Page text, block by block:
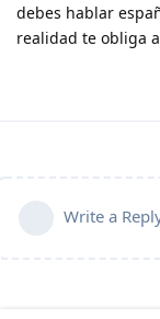
debes hablar
realidad te obliga
Write a